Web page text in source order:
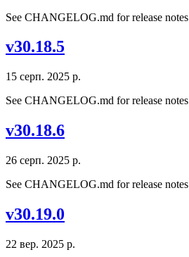
See CHANGELOG.md for release notes
v30.18.5
15 серп. 2025 р.
See CHANGELOG.md for release notes
v30.18.6
26 серп. 2025 р.
See CHANGELOG.md for release notes
v30.19.0
22 вер. 2025 р.